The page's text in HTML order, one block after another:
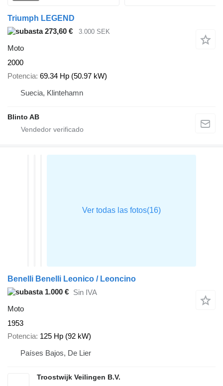
Triumph LEGEND
273,60 €
3.000 SEK
Moto
2000
Potencia 69.34 Hp (50.97 kW)
Suecia, Klintehamn
Blinto AB
Benelli Benelli Leonico / Leoncino
1.000 € Sin IVA
Moto
1953
Potencia 125 Hp (92 kW)
Países Bajos, De Lier
Troostwijk Veilingen B.V.